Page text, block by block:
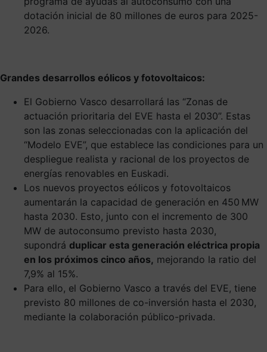
dotación inicial de 80 millones de euros para 2025-
2026.
Grandes desarrollos eólicos y fotovoltaicos:
El Gobierno Vasco desarrollará las “Zonas de
actuación prioritaria del EVE hasta el 2030”. Estas
son las zonas seleccionadas con la aplicación del
“Modelo EVE”, que establece las condiciones para un
despliegue realista y racional de los proyectos de
energías renovables en Euskadi.
Los nuevos proyectos eólicos y fotovoltaicos
aumentarán la capacidad de generación en 450 MW
hasta 2030. Esto, junto con el incremento de 300
MW de autoconsumo previsto hasta 2030,
supondrá duplicar esta generación eléctrica propia
en los próximos cinco años, mejorando la ratio del
7,9% al 15%.
Para ello, el Gobierno Vasco a través del EVE, tiene
previsto 80 millones de co-inversión hasta el 2030,
mediante la colaboración público-privada.